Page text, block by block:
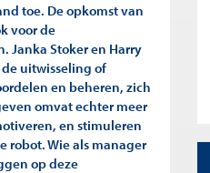
toe. De opkomst van
voor de
Stoker en Harry
uitwisseling of
en beheren, zich
omvat echter meer
en stimuleren
robot. Wie als manager
op deze